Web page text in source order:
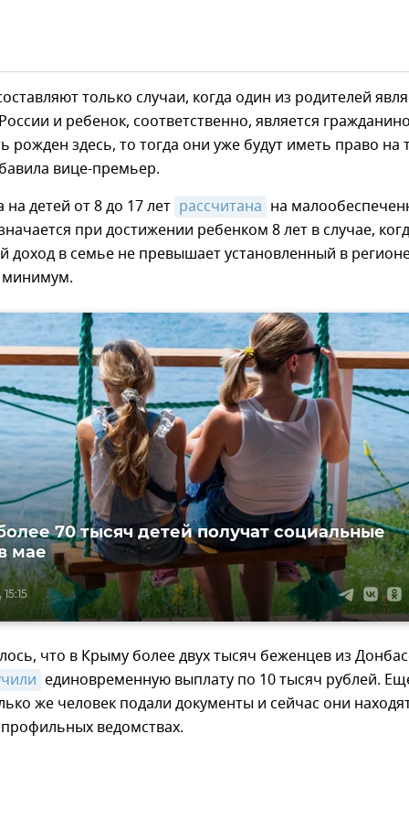
только случаи, когда один из родителей
и ребенок, соответственно, является
рожден здесь, то тогда они уже будут иметь право на
вице-премьер.
детей от 8 до 17 лет рассчитана на
при достижении ребенком 8 лет в случае,
доход в семье не превышает установленный в
70 тысяч детей получат социальные
мае
что в Крыму более двух тысяч беженцев из
единовременную выплату по 10 тысяч рублей.
же человек подали документы и сейчас они
ведомствах.